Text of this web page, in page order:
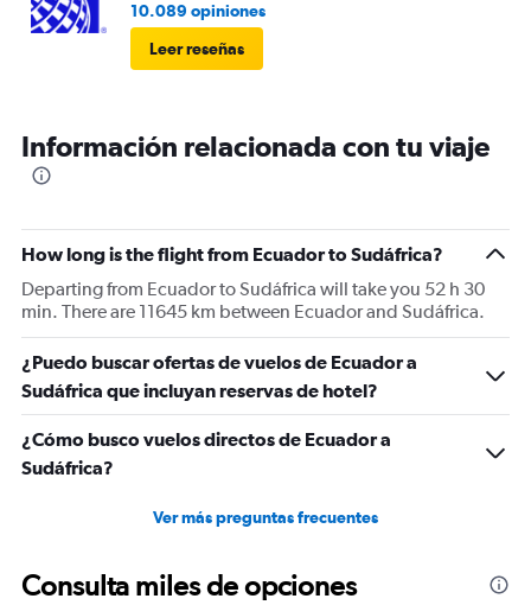
10.089 opiniones
Leer reseñas
Información relacionada con tu viaje
How long is the flight from Ecuador to Sudáfrica?
Departing from Ecuador to Sudáfrica will take you 52 h 30
min. There are 11645 km between Ecuador and Sudáfrica.
¿Puedo buscar ofertas de vuelos de Ecuador a
Sudáfrica que incluyan reservas de hotel?
¿Cómo busco vuelos directos de Ecuador a
Sudáfrica?
Ver más preguntas frecuentes
Consulta miles de opciones